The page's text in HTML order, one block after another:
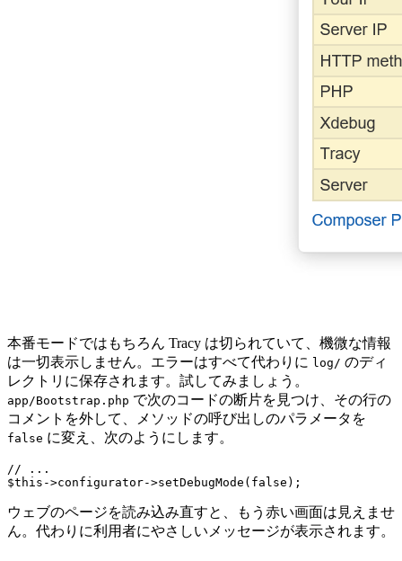
本番モードではもちろん Tracy は切られていて、機微な情報
は一切表示しません。エラーはすべて代わりに log/ のディ
レクトリに保存されます。試してみましょう。
app/Bootstrap.php で次のコードの断片を見つけ、その行の
コメントを外して、メソッドの呼び出しのパラメータを
false に変え、次のようにします。
// ...
ウェブのページを読み込み直すと、もう赤い画面は見えませ
ん。代わりに利用者にやさしいメッセージが表示されます。